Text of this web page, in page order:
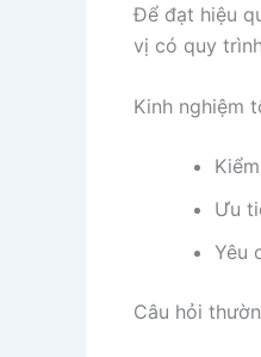
Để đạt hiệu
vị có quy
Kinh nghiệm
Ưu
Yêu
Câu hỏi